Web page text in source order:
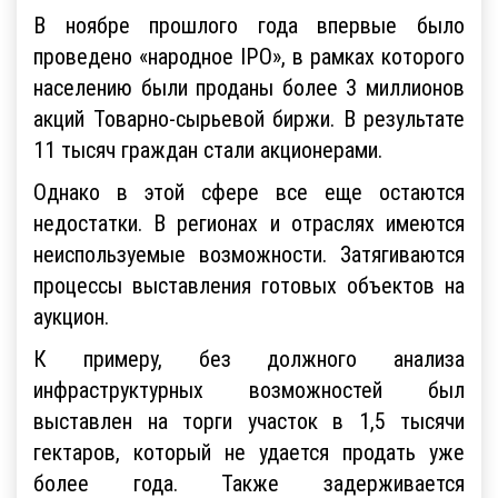
В ноябре прошлого года впервые было
проведено «народное IPO», в рамках которого
населению были проданы более 3 миллионов
акций Товарно-сырьевой биржи. В результате
11 тысяч граждан стали акционерами.
Однако в этой сфере все еще остаются
недостатки. В регионах и отраслях имеются
неиспользуемые возможности. Затягиваются
процессы выставления готовых объектов на
аукцион.
К примеру, без должного анализа
инфраструктурных возможностей был
выставлен на торги участок в 1,5 тысячи
гектаров, который не удается продать уже
более года. Также задерживается